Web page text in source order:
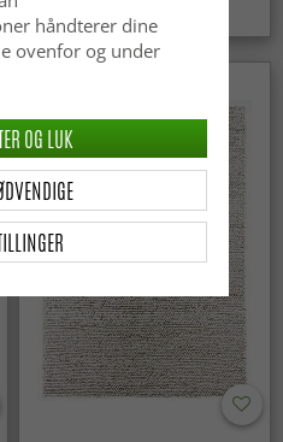
kr.449
håndterer dine
ovenfor og under
OG LUK